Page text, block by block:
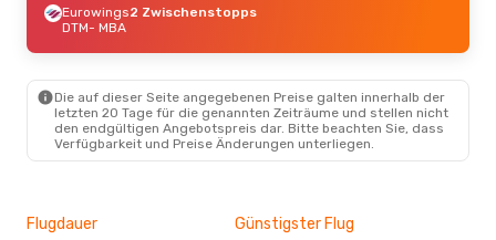
Eurowings
2 Zwischenstopps
Lufthansa2 Zwischenstopps
Eurowings2 Zwischenstopps
DTM- MBA
Die auf dieser Seite angegebenen Preise galten innerhalb der
letzten 20 Tage für die genannten Zeiträume und stellen nicht
den endgültigen Angebotspreis dar. Bitte beachten Sie, dass
Verfügbarkeit und Preise Änderungen unterliegen.
Flugdauer Günstigster Flug